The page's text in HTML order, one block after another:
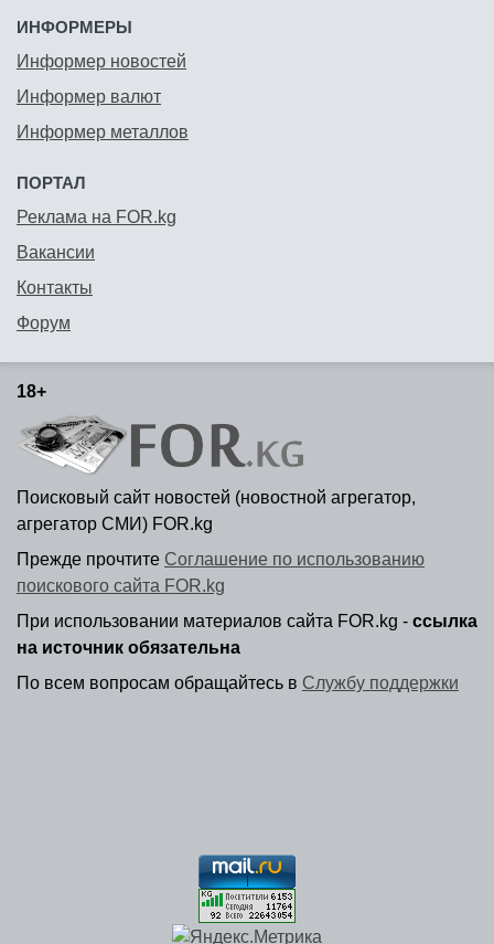
ИНФОРМЕРЫ
Информер новостей
Информер валют
Информер металлов
ПОРТАЛ
Реклама на FOR.kg
Вакансии
Контакты
Форум
18+
Поисковый сайт новостей (новостной агрегатор,
агрегатор СМИ) FOR.kg
Прежде прочтите Соглашение по использованию
поискового сайта FOR.kg
При использовании материалов сайта FOR.kg - ссылка
на источник обязательна
По всем вопросам обращайтесь в Службу поддержки